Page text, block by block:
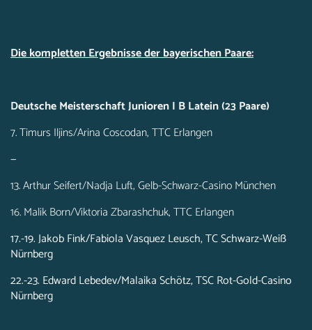
Die kompletten Ergebnisse der bayerischen Paare:
Deutsche Meisterschaft Junioren I B Latein (23 Paare)
7. Timurs Iljins/Arina Coscodan, TTC Erlangen
—
13. Arthur Seifert/Nadja Luft, Gelb-Schwarz-Casino München
16. Malik Born/Viktoria Zbarashchuk, TTC Erlangen
17.-19. Jakob Fink/Fabiola Vasquez Leusch, TC Schwarz-Weiß
Nürnberg
22.-23. Edward Lebedev/Malaika Schötz, TSC Rot-Gold-Casino
Nürnberg